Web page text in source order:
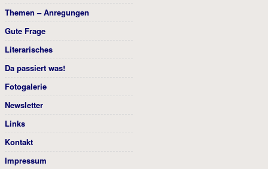
Themen – Anregungen
Gute Frage
Literarisches
Da passiert was!
Fotogalerie
Newsletter
Links
Kontakt
Impressum